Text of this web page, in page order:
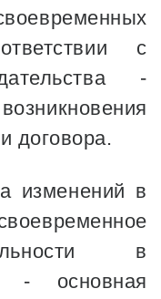
с
-
договора.
изменений в
в
- основная